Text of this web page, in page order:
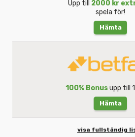
Upp till 2000 kr
spela för!
Hämta
100% Bonusupp till
Hämta
visa fullständig